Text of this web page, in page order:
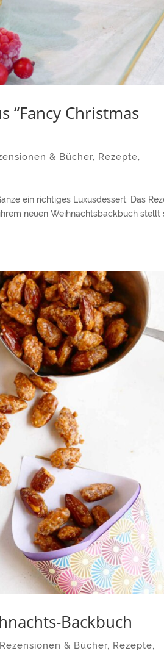
“Fancy Christmas
& Bücher, Rezepte,
ein richtiges Luxusdessert. Das
neuen Weihnachtsbackbuch stellt
Backbuch
Rezensionen & Bücher, Rezepte,